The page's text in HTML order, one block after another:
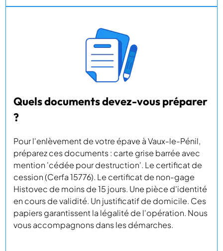
Quels documents devez-vous préparer
?
Pour l'enlèvement de votre épave à Vaux-le-Pénil,
préparez ces documents : carte grise barrée avec
mention 'cédée pour destruction'. Le certificat de
cession (Cerfa 15776). Le certificat de non-gage
Histovec de moins de 15 jours. Une pièce d'identité
en cours de validité. Un justificatif de domicile. Ces
papiers garantissent la légalité de l'opération. Nous
vous accompagnons dans les démarches.